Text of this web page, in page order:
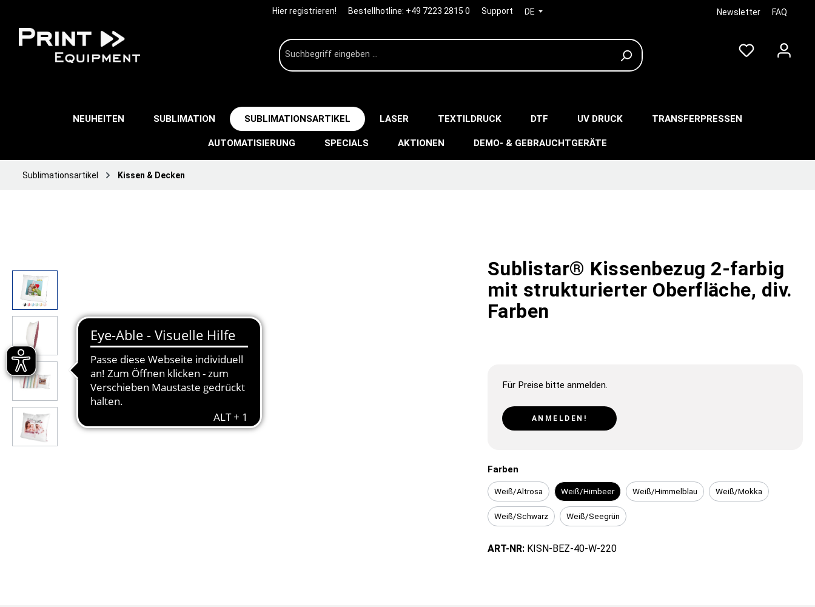
Hier registrieren! Bestellhotline: +49 7223 2815 0 Support DE Newsletter FAQ
NEUHEITEN SUBLIMATION SUBLIMATIONSARTIKEL LASER TEXTILDRUCK DTF UV DRUCK TRANSFERPRESSEN
AUTOMATISIERUNG SPECIALS AKTIONEN DEMO- & GEBRAUCHTGERÄTE
Sublimationsartikel Kissen & Decken
Sublistar® Kissenbezug 2-farbig
mit strukturierter Oberfläche, div.
Farben
Für Preise bitte anmelden.
ANMELDEN!
Farben
Weiß/Altrosa Weiß/Himbeer Weiß/Himmelblau Weiß/Mokka
Weiß/Schwarz Weiß/Seegrün
ART-NR: KISN-BEZ-40-W-220